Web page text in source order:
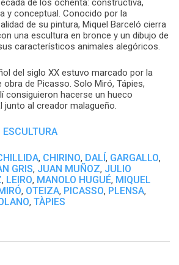
de los ochenta: constructiva,
y conceptual. Conocido por la
de su pintura, Miquel Barceló cierra
una escultura en bronce y un dibujo de
característicos animales alegóricos.
del siglo XX estuvo marcado por la
obra de Picasso. Solo Miró, Tápies,
consiguieron hacerse un hueco
junto al creador malagueño.
ESCULTURA
, CHIRINO, DALÍ, GARGALLO,
GRIS, JUAN MUÑOZ, JULIO
, LEIRO, MANOLO HUGUÉ, MIQUEL
, OTEIZA, PICASSO, PLENSA,
, TÀPIES